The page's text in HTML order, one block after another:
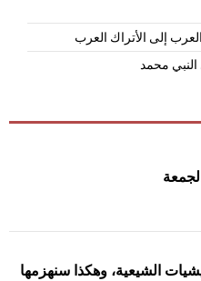
إلى الأتراك العرب
النبي محمد
الشيعية، وهكذا سنهزمها